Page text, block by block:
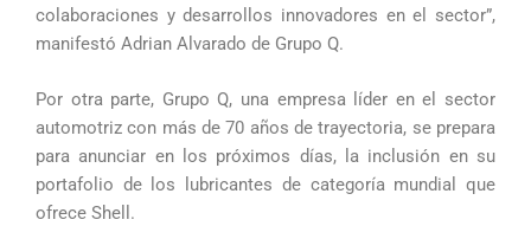
colaboraciones y desarrollos innovadores en el sector”,
manifestó Adrian Alvarado de Grupo Q.
Por otra parte, Grupo Q, una empresa líder en el sector
automotriz con más de 70 años de trayectoria, se prepara
para anunciar en los próximos días, la inclusión en su
portafolio de los lubricantes de categoría mundial que
ofrece Shell.